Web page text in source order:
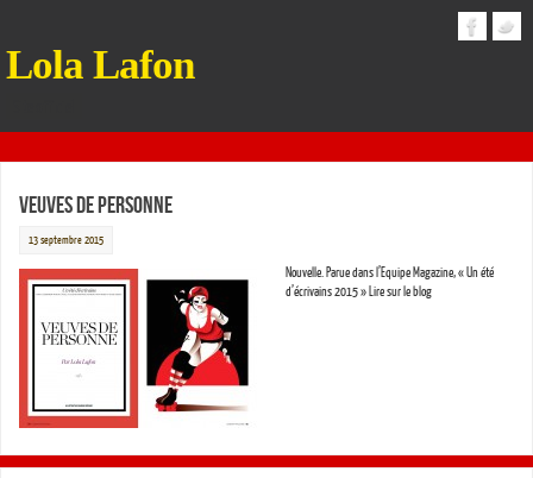
Lola Lafon
Veuves de personne
13 septembre 2015
Nouvelle. Parue dans l’Equipe Magazine, « Un été
d’écrivains 2015 » Lire sur le blog